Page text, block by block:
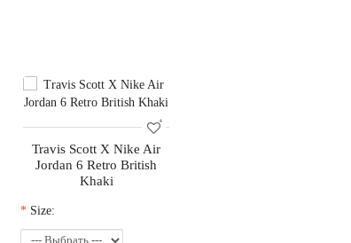
Travis Scott X Nike Air
Jordan 6 Retro British
Khaki
Size: